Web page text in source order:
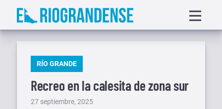
Saltar
menu
PUBLICADO
RÍO GRANDE
Recreo en la calesita de zona sur
Publicado
27 septiembre, 2025